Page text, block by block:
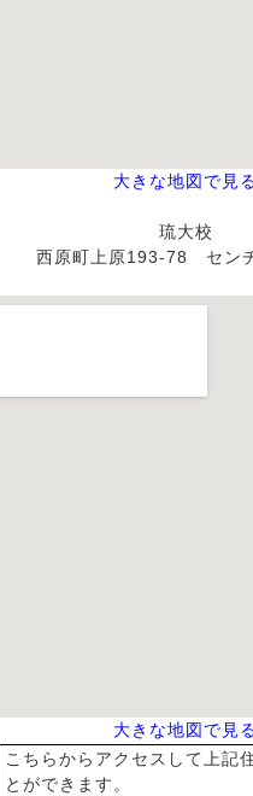
大きな地図で見
琉大校
西原町上原193-78 セン
大きな地図で見
こちらからアクセスして上記
とができます。